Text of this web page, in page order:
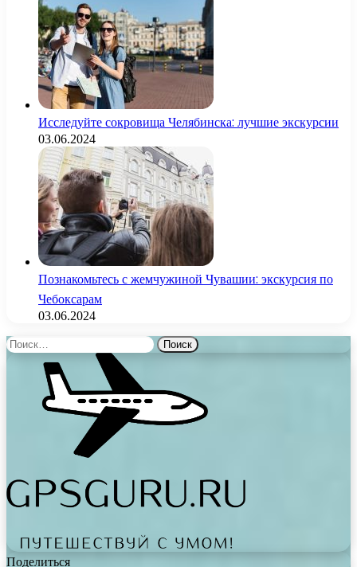
Исследуйте сокровища Челябинска: лучшие экскурсии
03.06.2024
Познакомьтесь с жемчужиной Чувашии: экскурсия по
Чебоксарам
03.06.2024
Найти:
Поделиться